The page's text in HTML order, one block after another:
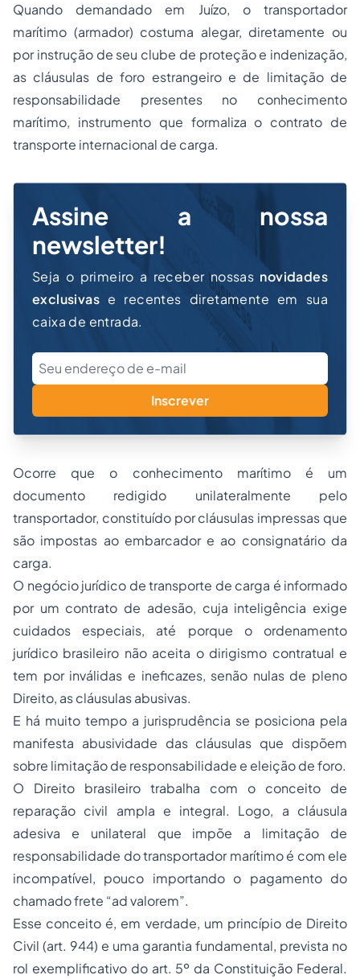
Quando demandado em Juízo, o transportador
marítimo (armador) costuma alegar, diretamente ou
por instrução de seu clube de proteção e indenização,
as cláusulas de foro estrangeiro e de limitação de
responsabilidade presentes no conhecimento
marítimo, instrumento que formaliza o contrato de
transporte internacional de carga.
Assine a nossa
newsletter!
Seja o primeiro a receber nossas novidades
exclusivas e recentes diretamente em sua
caixa de entrada.
Inscrever
Ocorre que o conhecimento marítimo é um
documento redigido unilateralmente pelo
transportador, constituído por cláusulas impressas que
são impostas ao embarcador e ao consignatário da
carga.
O negócio jurídico de transporte de carga é informado
por um contrato de adesão, cuja inteligência exige
cuidados especiais, até porque o ordenamento
jurídico brasileiro não aceita o dirigismo contratual e
tem por inválidas e ineficazes, senão nulas de pleno
Direito, as cláusulas abusivas.
E há muito tempo a jurisprudência se posiciona pela
manifesta abusividade das cláusulas que dispõem
sobre limitação de responsabilidade e eleição de foro.
O Direito brasileiro trabalha com o conceito de
reparação civil ampla e integral. Logo, a cláusula
adesiva e unilateral que impõe a limitação de
responsabilidade do transportador marítimo é com ele
incompatível, pouco importando o pagamento do
chamado frete “ad valorem”.
Esse conceito é, em verdade, um princípio de Direito
Civil (art. 944) e uma garantia fundamental, prevista no
rol exemplificativo do art. 5º da Constituição Federal.